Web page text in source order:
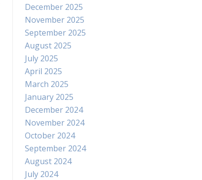
December 2025
November 2025
September 2025
August 2025
July 2025
April 2025
March 2025
January 2025
December 2024
November 2024
October 2024
September 2024
August 2024
July 2024